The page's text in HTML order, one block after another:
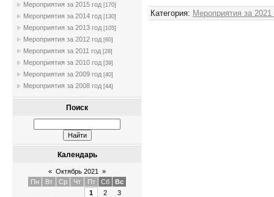
Мероприятия за 2015 год [170]
Мероприятия за 2014 год [130]
Мероприятия за 2013 год [105]
Мероприятия за 2012 год [60]
Мероприятия за 2011 год [28]
Мероприятия за 2010 год [39]
Мероприятия за 2009 год [40]
Мероприятия за 2008 год [44]
Поиск
Календарь
« Октябрь 2021
»
Пн
Вт Ср Чт Пт Сб
Вс
1
2
3
Категория: Мероприятия за 2021